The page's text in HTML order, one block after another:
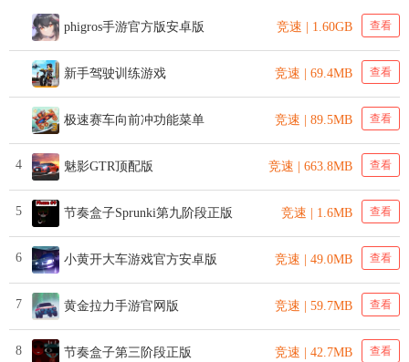
phigros手游官方版安卓版 竞速 | 1.60GB 查看
新手驾驶训练游戏 竞速 | 69.4MB 查看
极速赛车向前冲功能菜单 竞速 | 89.5MB 查看
4 魅影GTR顶配版 竞速 | 663.8MB 查看
5 节奏盒子Sprunki第九阶段正版 竞速 | 1.6MB 查看
6 小黄开大车游戏官方安卓版 竞速 | 49.0MB 查看
7 黄金拉力手游官网版 竞速 | 59.7MB 查看
8 节奏盒子第三阶段正版 竞速 | 42.7MB 查看